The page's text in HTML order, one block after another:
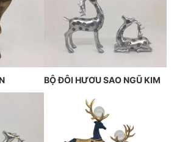
BỘ ĐÔI HƯƠU SAO NGŨ KIM